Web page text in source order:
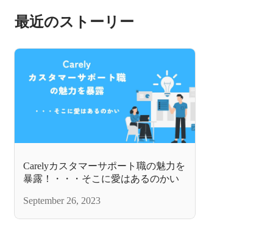
最近のストーリー
Carelyカスタマーサポート職の魅力を
暴露！・・・そこに愛はあるのかい
September 26, 2023